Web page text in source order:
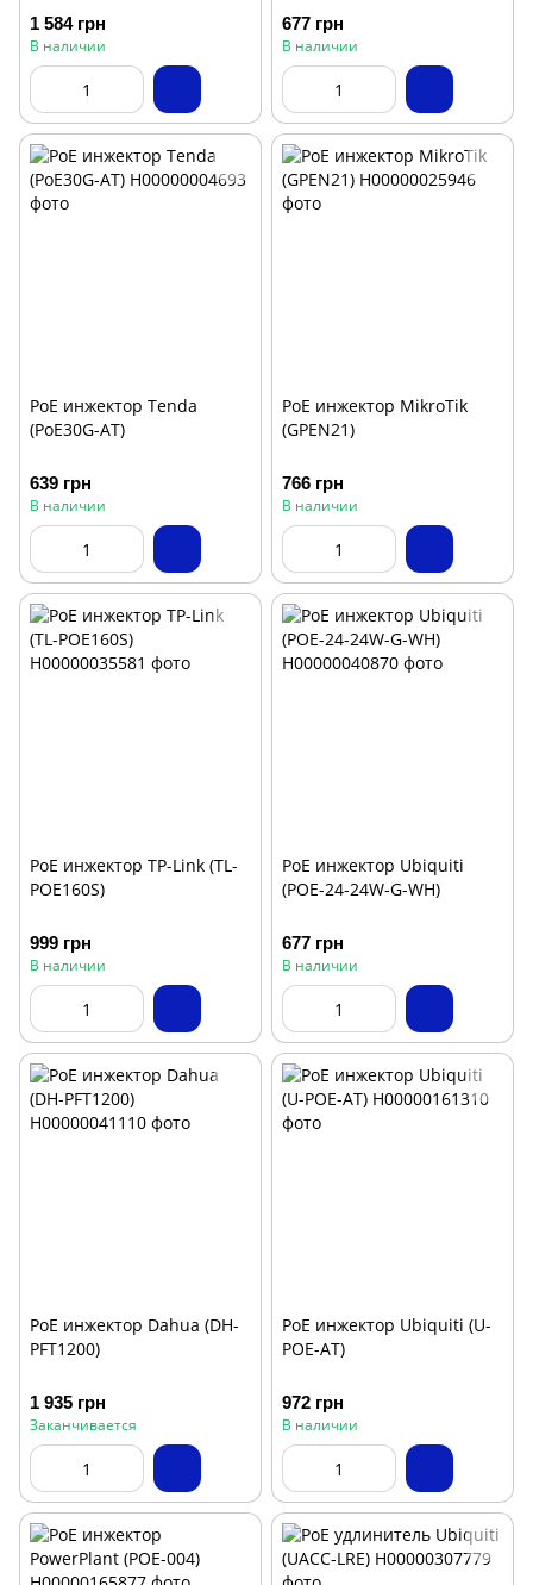
1 584 грн
В наличии
677 грн
В наличии
PoE инжектор Tenda
(PoE30G-AT)
639 грн
В наличии
PoE инжектор MikroTik
(GPEN21)
766 грн
В наличии
PoE инжектор TP-Link (TL-
POE160S)
999 грн
В наличии
PoE инжектор Ubiquiti
(POE-24-24W-G-WH)
677 грн
В наличии
PoE инжектор Dahua (DH-
PFT1200)
1 935 грн
Заканчивается
PoE инжектор Ubiquiti (U-
POE-AT)
972 грн
В наличии